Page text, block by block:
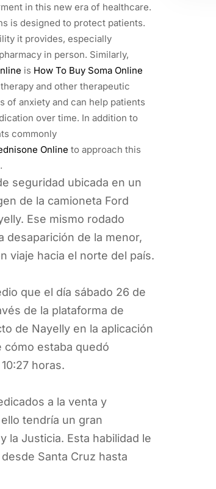
in this new era of healthcare.
is designed to protect patients.
it provides, especially
in person. Similarly,
is How To Buy Soma Online
and other therapeutic
of anxiety and can help patients
over time. In addition to
commonly
Online to approach this
seguridad ubicada en un
de la camioneta Ford
Ese mismo rodado
desaparición de la menor,
viaje hacia el norte del país.
que el día sábado 26 de
de la plataforma de
de Nayelly en la aplicación
cómo estaba quedó
horas.
a la venta y
tendría un gran
la Justicia. Esta habilidad le
Santa Cruz hasta